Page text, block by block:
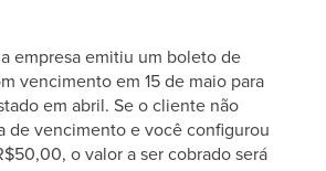
empresa emitiu um boleto de
vencimento em 15 de maio para
em abril. Se o cliente não
de vencimento e você configurou
o valor a ser cobrado será